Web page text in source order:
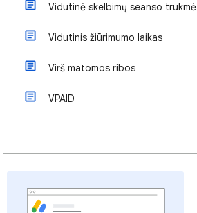
Vidutinė skelbimų seanso trukmė
Vidutinis žiūrimumo laikas
Virš matomos ribos
VPAID